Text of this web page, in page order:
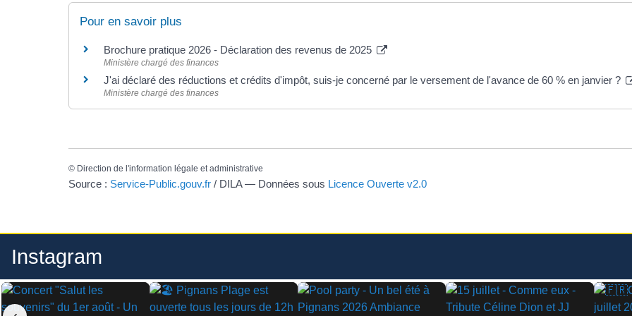
Pour en savoir plus
Brochure pratique 2026 - Déclaration des revenus de 2025
Ministère chargé des finances
J'ai déclaré des réductions et crédits d'impôt, suis-je concerné par le versement de l'avance de 60 % en janvier ?
Ministère chargé des finances
© Direction de l'information légale et administrative
Source : Service-Public.gouv.fr / DILA — Données sous Licence Ouverte v2.0
Instagram